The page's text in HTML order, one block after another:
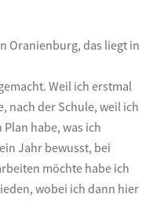
Oranienburg, das liegt in
Weil ich erstmal
nach der Schule, weil ich
habe, was ich
Jahr bewusst, bei
möchte habe ich
wobei ich dann hier